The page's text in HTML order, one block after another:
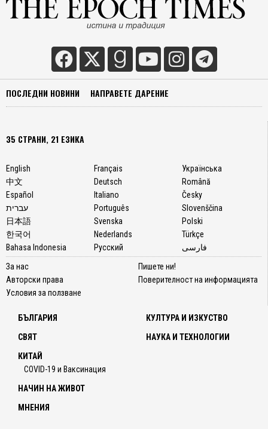
ПОСЛЕДНИ НОВИНИ НАПРАВЕТЕ ДАРЕНИЕ
35 СТРАНИ, 21 ЕЗИКА
English
中文
Español
עברית
日本語
한국어
Bahasa Indonesia
Français
Deutsch
Italiano
Português
Svenska
Nederlands
Русский
Українська
Română
Česky
Slovenščina
Polski
Türkçe
فارسی
За нас
Авторски права
Условия за ползване
Пишете ни!
Поверителност на информацията
БЪЛГАРИЯ
СВЯТ
КИТАЙ
COVID-19 и Ваксинация
КУЛТУРА И ИЗКУСТВО
НАУКА И ТЕХНОЛОГИИ
НАЧИН НА ЖИВОТ
МНЕНИЯ